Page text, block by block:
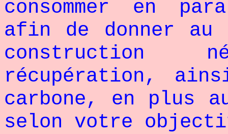
consommer en
afin de donner au
construction
récupération,
carbone, en plus
selon votre